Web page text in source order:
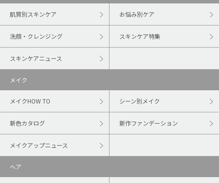
肌質別スキンケア お悩み別ケア
洗顔・クレンジング スキンケア特集
スキンケアニュース
メイク
メイクHOW TO シーン別メイク
新色カタログ 新作ファンデーション
メイクアップニュース
ヘア